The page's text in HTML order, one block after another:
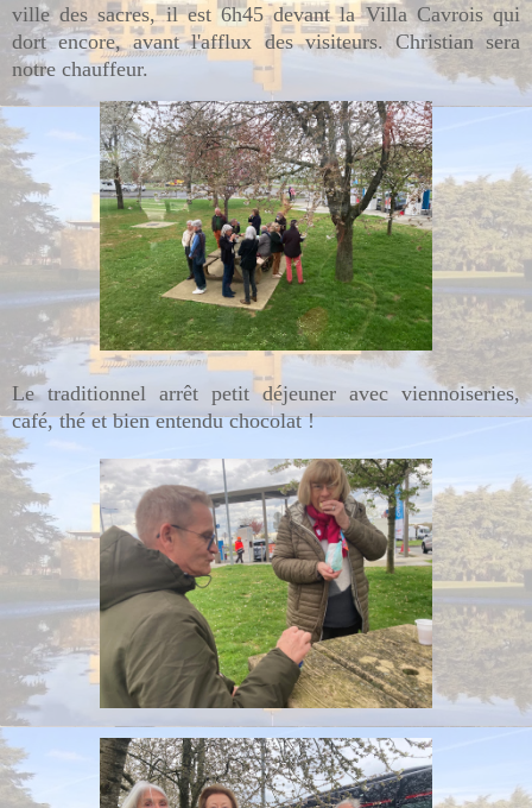
ville des sacres, il est 6h45 devant la Villa Cavrois qui
dort encore, avant l'afflux des visiteurs. Christian sera
notre chauffeur.
Le traditionnel arrêt petit déjeuner avec viennoiseries,
café, thé et bien entendu chocolat !